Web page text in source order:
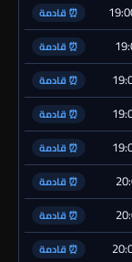
⏰ قادمة
⏰ قادمة
⏰ قادمة
⏰ قادمة
⏰ قادمة
⏰ قادمة
⏰ قادمة
⏰ قادمة